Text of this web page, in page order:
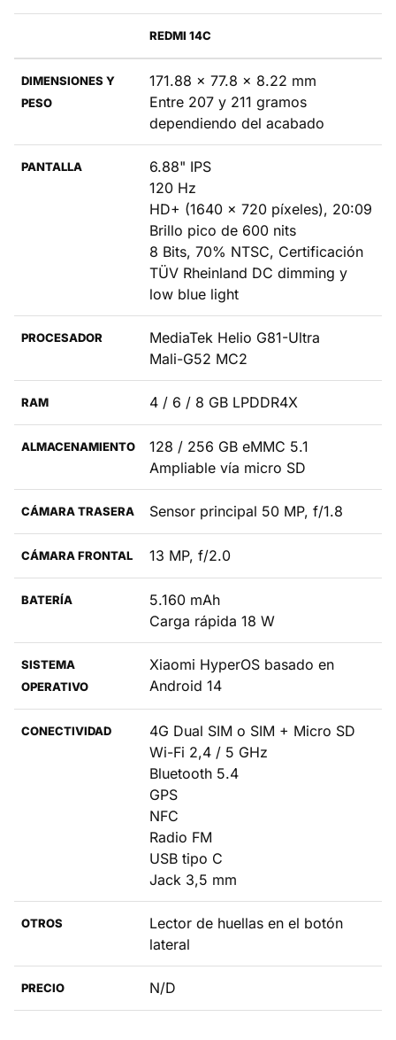
REDMI 14C
DIMENSIONES Y
PESO
171.88 x 77.8 x 8.22 mm
Entre 207 y 211 gramos
dependiendo del acabado
PANTALLA
6.88" IPS
120 Hz
HD+ (1640 x 720 píxeles), 20:09
Brillo pico de 600 nits
8 Bits, 70% NTSC, Certificación
TÜV Rheinland DC dimming y
low blue light
PROCESADOR
MediaTek Helio G81-Ultra
Mali-G52 MC2
RAM 4 / 6 / 8 GB LPDDR4X
ALMACENAMIENTO
128 / 256 GB eMMC 5.1
Ampliable vía micro SD
CÁMARA TRASERA Sensor principal 50 MP, f/1.8
CÁMARA FRONTAL 13 MP, f/2.0
BATERÍA
5.160 mAh
Carga rápida 18 W
SISTEMA
OPERATIVO
Xiaomi HyperOS basado en
Android 14
CONECTIVIDAD
4G Dual SIM o SIM + Micro SD
Wi-Fi 2,4 / 5 GHz
Bluetooth 5.4
GPS
NFC
Radio FM
USB tipo C
Jack 3,5 mm
OTROS
Lector de huellas en el botón
lateral
PRECIO N/D